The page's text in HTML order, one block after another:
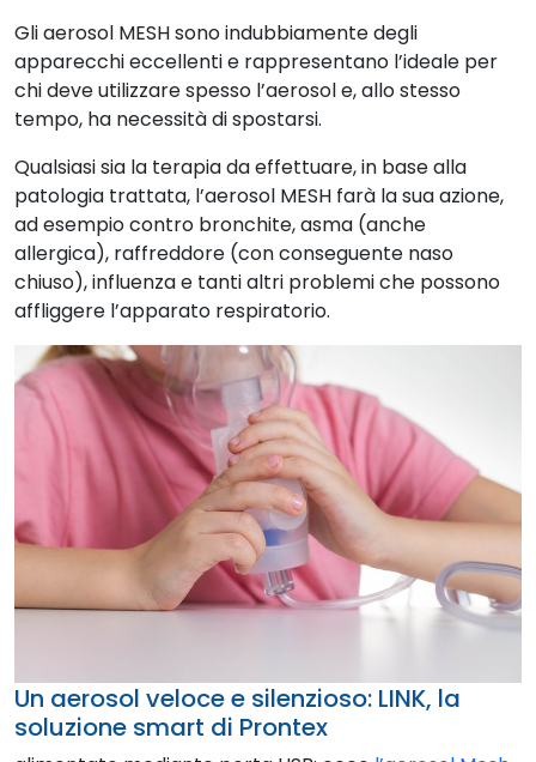
Gli aerosol MESH sono indubbiamente degli
apparecchi eccellenti e rappresentano l’ideale per
chi deve utilizzare spesso l’aerosol e, allo stesso
tempo, ha necessità di spostarsi.
Qualsiasi sia la terapia da effettuare, in base alla
patologia trattata, l’aerosol MESH farà la sua azione,
ad esempio contro bronchite, asma (anche
allergica), raffreddore (con conseguente naso
chiuso), influenza e tanti altri problemi che possono
affliggere l’apparato respiratorio.
Un aerosol veloce e silenzioso: LINK, la
soluzione smart di Prontex